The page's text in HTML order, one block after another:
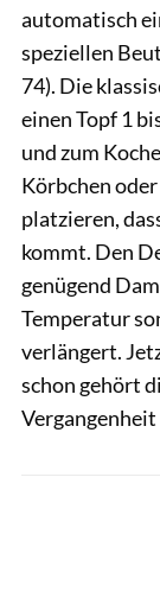
automatisch
speziellen
74). Die
einen Topf 1
und zum
Körbchen
platzieren,
kommt. Den
genügend
Temperatur
verlängert.
schon gehört
Vergangenheit